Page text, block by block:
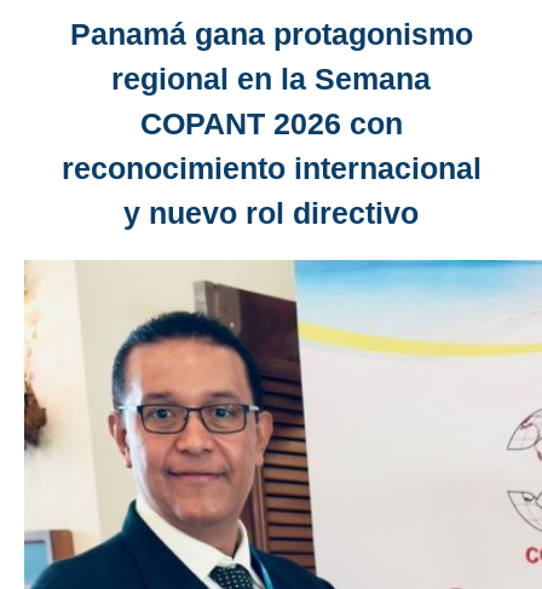
Panamá gana protagonismo
regional en la Semana
COPANT 2026 con
reconocimiento internacional
y nuevo rol directivo